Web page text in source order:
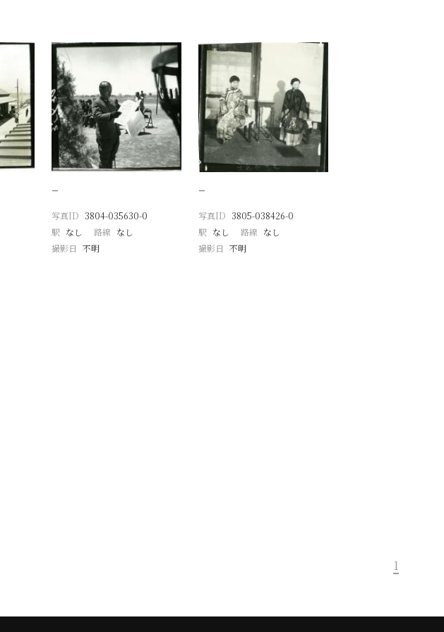
−
写真ID 3804-035630-0
駅 なし 路線 なし
撮影日 不明
−
写真ID 3805-038426-0
駅 なし 路線 なし
撮影日 不明
1